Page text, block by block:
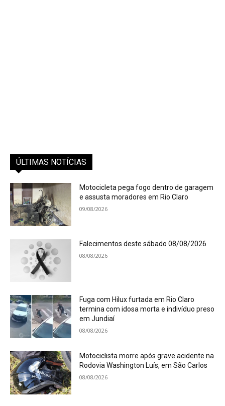
ÚLTIMAS NOTÍCIAS
Motocicleta pega fogo dentro de garagem
e assusta moradores em Rio Claro
09/08/2026
Falecimentos deste sábado 08/08/2026
08/08/2026
Fuga com Hilux furtada em Rio Claro
termina com idosa morta e indivíduo preso
em Jundiaí
08/08/2026
Motociclista morre após grave acidente na
Rodovia Washington Luís, em São Carlos
08/08/2026